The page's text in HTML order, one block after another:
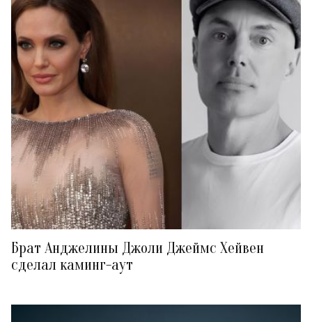
Брат Анджелины Джоли Джеймс Хейвен
сделал каминг-аут